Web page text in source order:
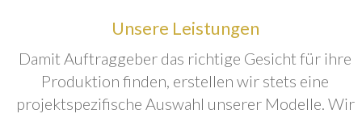
Unsere Leistungen
Damit Auftraggeber das richtige Gesicht für ihre
Produktion finden, erstellen wir stets eine
projektspezifische Auswahl unserer Modelle. Wir